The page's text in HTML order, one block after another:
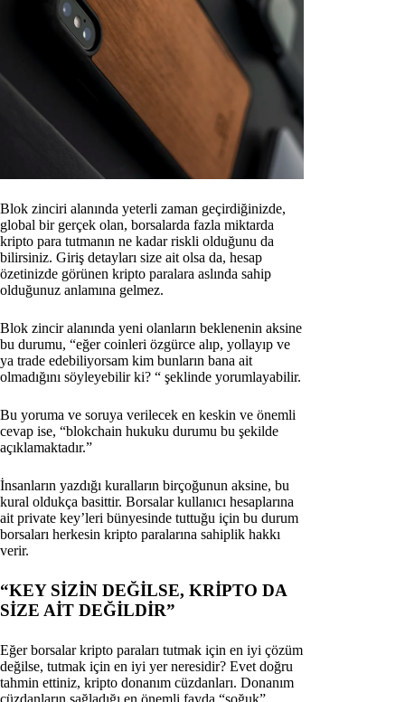
Blok zinciri alanında yeterli zaman geçirdiğinizde,
global bir gerçek olan, borsalarda fazla miktarda
kripto para tutmanın ne kadar riskli olduğunu da
bilirsiniz. Giriş detayları size ait olsa da, hesap
özetinizde görünen kripto paralara aslında sahip
olduğunuz anlamına gelmez.
Blok zincir alanında yeni olanların beklenenin aksine
bu durumu, “eğer coinleri özgürce alıp, yollayıp ve
ya trade edebiliyorsam kim bunların bana ait
olmadığını söyleyebilir ki? “ şeklinde yorumlayabilir.
Bu yoruma ve soruya verilecek en keskin ve önemli
cevap ise, “blokchain hukuku durumu bu şekilde
açıklamaktadır.”
İnsanların yazdığı kuralların birçoğunun aksine, bu
kural oldukça basittir. Borsalar kullanıcı hesaplarına
ait private key’leri bünyesinde tuttuğu için bu durum
borsaları herkesin kripto paralarına sahiplik hakkı
verir.
“KEY SİZİN DEĞİLSE, KRİPTO DA
SİZE AİT DEĞİLDİR”
Eğer borsalar kripto paraları tutmak için en iyi çözüm
değilse, tutmak için en iyi yer neresidir? Evet doğru
tahmin ettiniz, kripto donanım cüzdanları. Donanım